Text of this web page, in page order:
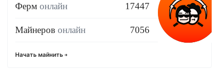
Ферм онлайн 17447
Майнеров онлайн 7056
Начать майнить